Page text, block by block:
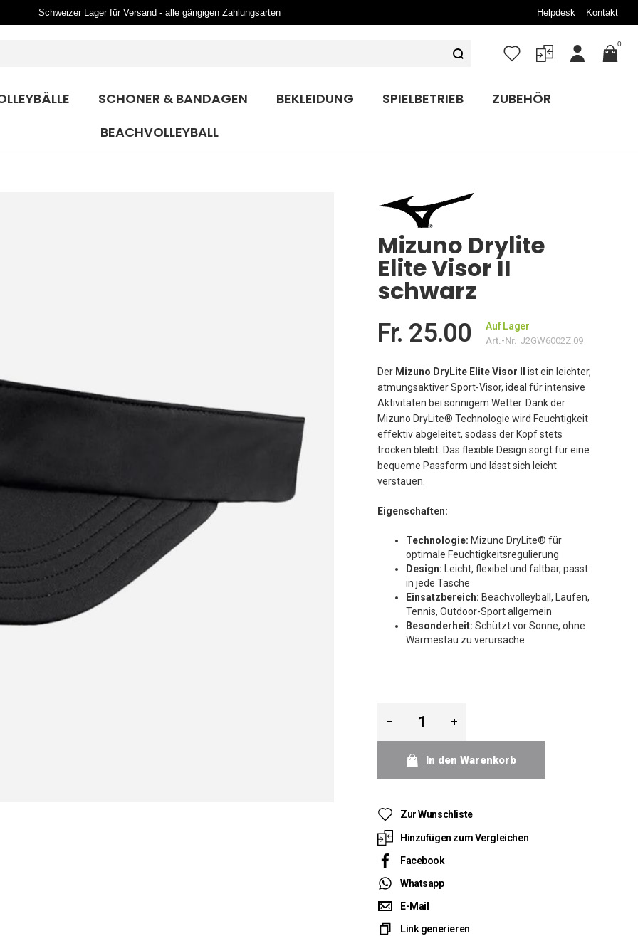
Schweizer Lager für Versand - alle gängigen Zahlungsarten Helpdesk Kontakt
Mein
0
SCHONER & BANDAGEN BEKLEIDUNG SPIELBETRIEB
ZUBEHÖR
BEACHVOLLEYBALL
Mizuno Drylite
Elite Visor II
schwarz
Fr. 25.00 Auf Lager
Art.-Nr. J2GW6002Z.09
Der Mizuno DryLite Elite Visor II
ist ein leichter,
atmungsaktiver Sport-Visor, ideal für intensive
Aktivitäten bei sonnigem Wetter. Dank der
Mizuno DryLite® Technologie wird Feuchtigkeit
effektiv abgeleitet, sodass der Kopf stets
trocken bleibt. Das flexible Design sorgt für eine
bequeme Passform und lässt sich leicht
verstauen.
Eigenschaften:
Technologie: Mizuno DryLite® für
optimale Feuchtigkeitsregulierung
Design: Leicht, flexibel und faltbar, passt
in jede Tasche
Einsatzbereich: Beachvolleyball, Laufen,
Tennis, Outdoor-Sport allgemein
Besonderheit: Schützt vor Sonne, ohne
Wärmestau zu verursache
In den Warenkorb
Zur Wunschliste
Hinzufügen zum Vergleichen
Facebook
Whatsapp
E-Mail
Link generieren